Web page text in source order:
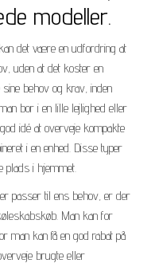
modeller.
det være en udfordring at
uden at det koster en
behov og krav, inden
bor i en lille lejlighed eller
idé at overveje kompakte
i en enhed. Disse typer
plads i hjemmet.
passer til ens behov, er der
Man kan for
man kan få en god rabat på
brugte eller